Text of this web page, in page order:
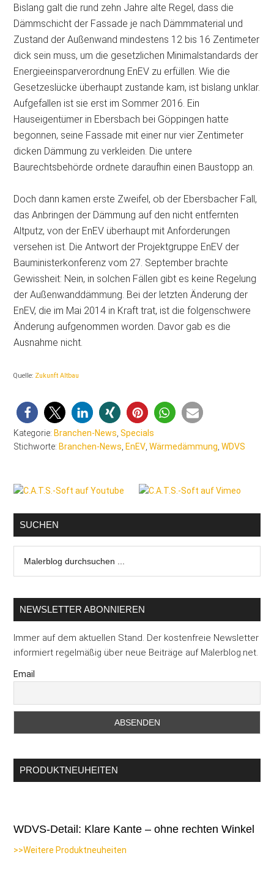
Bislang galt die rund zehn Jahre alte Regel, dass die
Dämmschicht der Fassade je nach Dämmmaterial und
Zustand der Außenwand mindestens 12 bis 16 Zentimeter
dick sein muss, um die gesetzlichen Minimalstandards der
Energieeinsparverordnung EnEV zu erfüllen. Wie die
Gesetzeslücke überhaupt zustande kam, ist bislang unklar.
Aufgefallen ist sie erst im Sommer 2016. Ein
Hauseigentümer in Ebersbach bei Göppingen hatte
begonnen, seine Fassade mit einer nur vier Zentimeter
dicken Dämmung zu verkleiden. Die untere
Baurechtsbehörde ordnete daraufhin einen Baustopp an.
Doch dann kamen erste Zweifel, ob der Ebersbacher Fall,
das Anbringen der Dämmung auf den nicht entfernten
Altputz, von der EnEV überhaupt mit Anforderungen
versehen ist. Die Antwort der Projektgruppe EnEV der
Bauministerkonferenz vom 27. September brachte
Gewissheit: Nein, in solchen Fällen gibt es keine Regelung
der Außenwanddämmung. Bei der letzten Änderung der
EnEV, die im Mai 2014 in Kraft trat, ist die folgenschwere
Änderung aufgenommen worden. Davor gab es die
Ausnahme nicht.
Quelle: Zukunft Altbau
Kategorie: Branchen-News,Specials
Stichworte: Branchen-News, EnEV,Wärmedämmung,WDVS
Seitenspalte
SUCHEN
durchsuchen
NEWSLETTER ABONNIEREN
Immer auf dem aktuellen Stand. Der kostenfreie Newsletter
informiert regelmäßig über neue Beiträge auf Malerblog.net.
Email
PRODUKTNEUHEITEN
WDVS-Detail: Klare Kante – ohne rechten Winkel
>>Weitere Produktneuheiten